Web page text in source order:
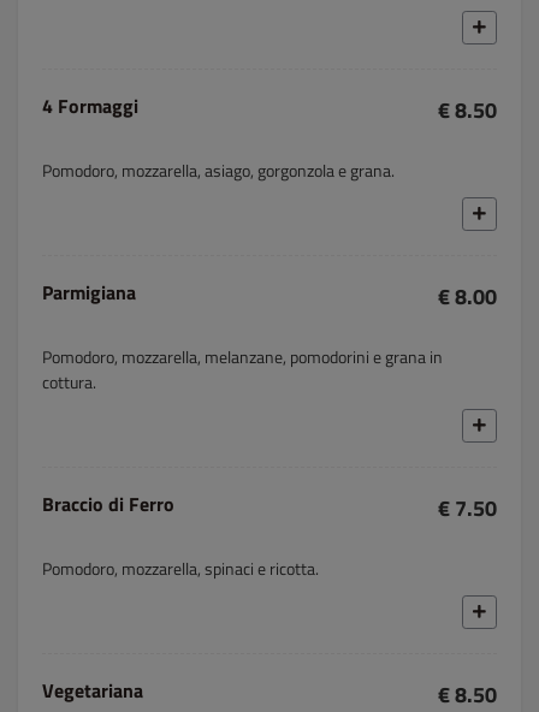
4 Formaggi € 8.50
Pomodoro, mozzarella, asiago, gorgonzola e grana.
Parmigiana € 8.00
Pomodoro, mozzarella, melanzane, pomodorini e grana in
cottura.
Braccio di Ferro € 7.50
Pomodoro, mozzarella, spinaci e ricotta.
Vegetariana € 8.50